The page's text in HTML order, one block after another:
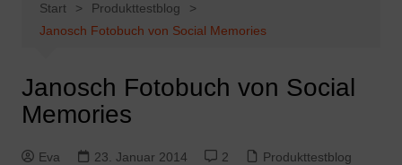
Start
Produkttestblog
Janosch Fotobuch von Social Memories
Janosch Fotobuch von Social
Memories
Eva 23. Januar 2014 2 Produkttestblog